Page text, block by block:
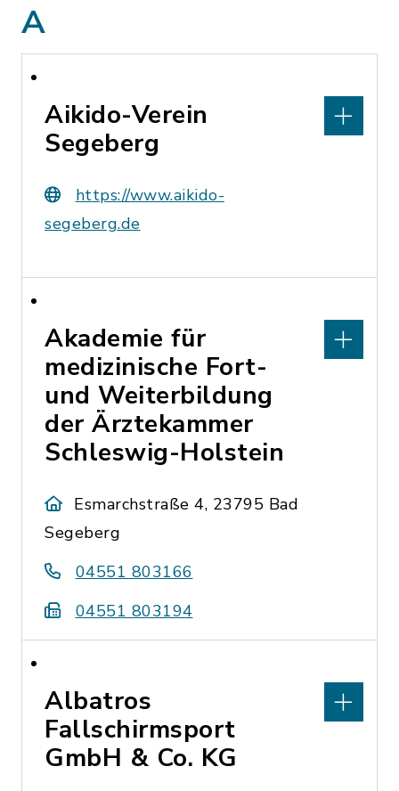
A
Aikido-Verein
Segeberg
https://www.aikido-
segeberg.de
Akademie für
medizinische Fort-
und Weiterbildung
der Ärztekammer
Schleswig-Holstein
Esmarchstraße 4, 23795 Bad
Segeberg
04551 803166
04551 803194
Albatros
Fallschirmsport
GmbH & Co. KG